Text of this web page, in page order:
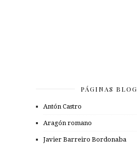
PÁGINAS BLOG
Antón Castro
Aragón romano
Javier Barreiro Bordonaba